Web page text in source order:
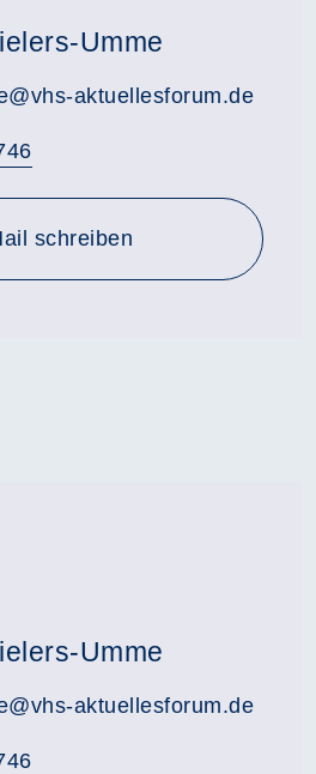
Umme
aktuellesforum.de
schreiben
Umme
aktuellesforum.de